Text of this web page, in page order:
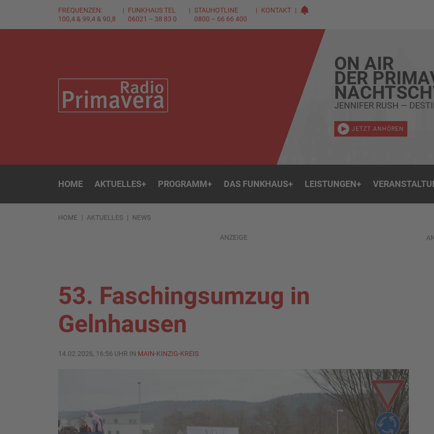
FREQUENZEN:
100,4 & 99,4 & 90,8
FUNKHAUS TEL
06021 – 38 83 0
STAUHOTLINE
0800 – 66 66 400
KONTAKT
ON AIR
DER
JENNIFER RUSH —
JETZT ANHÖREN
HOME AKTUELLES+ PROGRAMM+ DAS FUNKHAUS+ LEISTUNGEN+
HOME AKTUELLES NEWS
ANZEIGE
53. Faschingsumzug in
Gelnhausen
14.02.2026, 16:56 UHR IN MAIN-KINZIG-KREIS